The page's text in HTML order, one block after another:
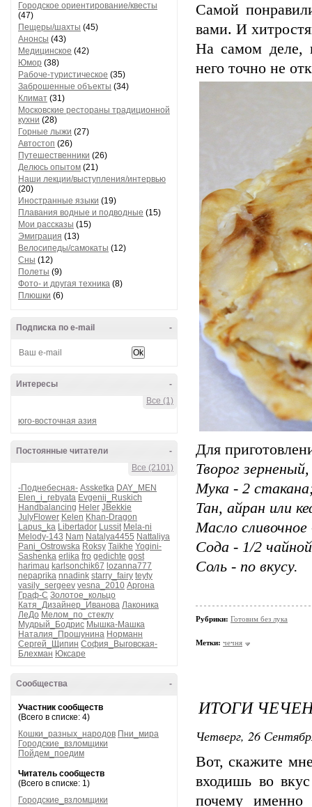
Городское ориентирование/квесты
(47)
Пещеры/шахты (45)
Анонсы (43)
Медицинское (42)
Юмор (38)
Рабоче-туристическое (35)
Заброшенные объекты (34)
Климат (31)
Московские рестораны традиционной
кухни (28)
Горные лыжи (27)
Автостоп (26)
Путешественники (26)
Делюсь опытом (21)
Наши лекции/выступления/интервью
(20)
Иностранные языки (19)
Плавания водные и подводные (15)
Мои рассказы (15)
Эмиграция (13)
Велосипеды/самокаты (12)
Сны (12)
Полеты (9)
Фото- и другая техника (8)
Плюшки (6)
-
Подписка по e-mail
-
Интересы
Все (1)
юго-восточная азия
-
Постоянные читатели
Все (2101)
-Поднебесная- Assketka DAY_MEN
Elen_i_rebyata Evgenij_Ruskich
Handbalancing Heler JBekkie
JulyFlower Kelen Khan-Dragon
Lapus_ka Libertador Lussit Mela-ni
Melody-143 Nam Natalya4455 Nattaliya
Pani_Ostrowska Roksy Taikhe Yogini-
Sashenka erlika fro gedichte gost
harimau karlsonchik67 lozanna777
nepaprika nnadink starry_fairy teyty
vasily_sergeev vesna_2010 Аргона
Граф-С Золотое_кольцо
Катя_Дизайнер_Иванова Лаконика
ЛеДо Мелом_по_стеклу
Мудрый_Бодрис Мышка-Машка
Наталия_Прошунина Норманн
Сергей_Щипин София_Выговская-
Блехман Юксаре
-
Сообщества
Участник сообществ
(Всего в списке: 4)
Кошки_разных_народов Пни_мира
Городские_взломщики
Пойдем_поедим
Читатель сообществ
(Всего в списке: 1)
Городские_взломщики
Самой
вами. И
На самом деле,
него точно не
Для
Творог
Мука - 2
Тан, айран или
Масло
Сода - 1/2
Соль - по вкусу.
Рубрики: Готовим без лука
Метки: чечня
ИТОГИ
Четверг, 26
Вот, скажите
входишь во
почему